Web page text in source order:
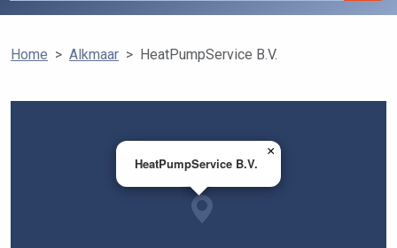
Home Alkmaar HeatPumpService B.V.
HeatPumpService B.V.
×